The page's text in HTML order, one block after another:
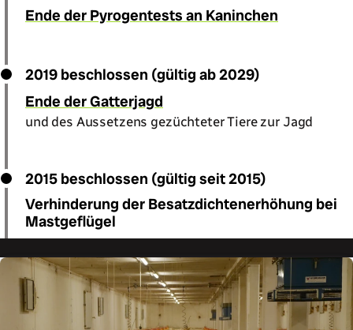
Ende der Pyrogentests an Kaninchen
2019 beschlossen (gültig ab 2029)
Ende der Gatterjagd
und des Aussetzens gezüchteter Tiere zur Jagd
2015 beschlossen (gültig seit 2015)
Verhinderung der Besatzdichtenerhöhung bei
Mastgeflügel